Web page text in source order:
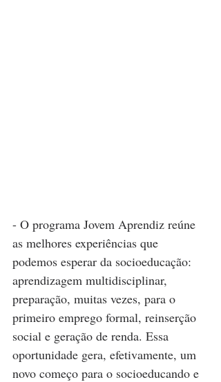
- O programa Jovem Aprendiz reúne
as melhores experiências que
podemos esperar da socioeducação:
aprendizagem multidisciplinar,
preparação, muitas vezes, para o
primeiro emprego formal, reinserção
social e geração de renda. Essa
oportunidade gera, efetivamente, um
novo começo para o socioeducando e